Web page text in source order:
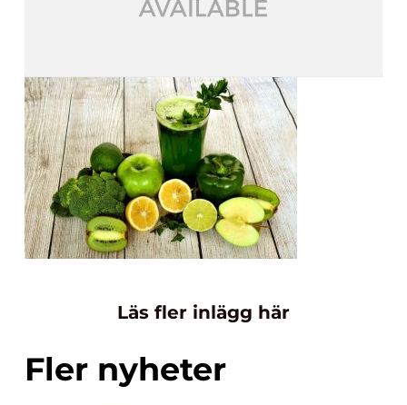
Läs fler inlägg här
Fler nyheter